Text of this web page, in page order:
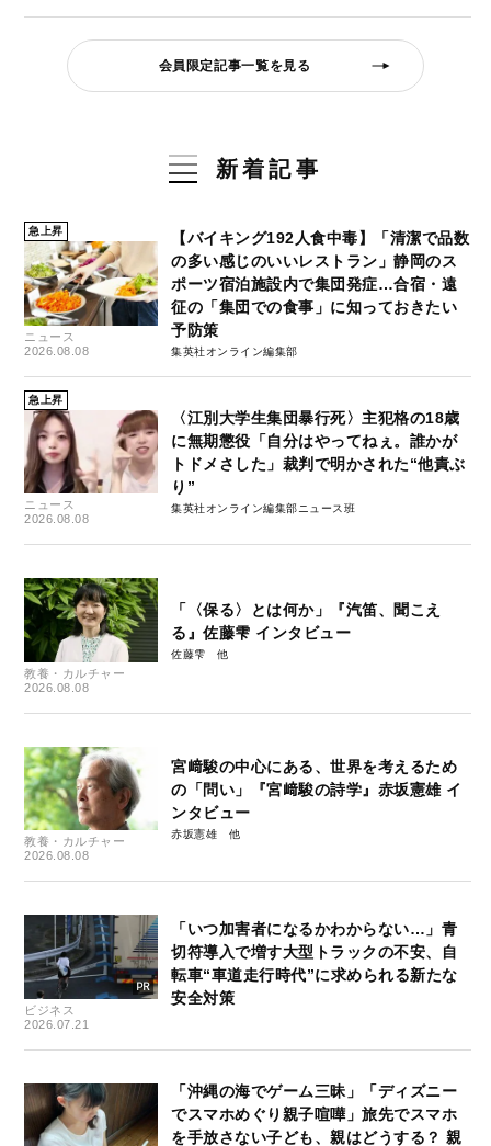
会員限定記事一覧を見る
新着記事
急上昇
ニュース
2026.08.08
【バイキング192人食中毒】「清潔で品数
の多い感じのいいレストラン」静岡のス
ポーツ宿泊施設内で集団発症…合宿・遠
征の「集団での食事」に知っておきたい
予防策
集英社オンライン編集部
急上昇
ニュース
2026.08.08
〈江別大学生集団暴行死〉主犯格の18歳
に無期懲役「自分はやってねぇ。誰かが
トドメさした」裁判で明かされた“他責ぶ
り”
集英社オンライン編集部ニュース班
教養・カルチャー
2026.08.08
「〈保る〉とは何か」『汽笛、聞こえ
る』佐藤雫 インタビュー
佐藤雫
教養・カルチャー
2026.08.08
宮﨑駿の中心にある、世界を考えるため
の「問い」『宮﨑駿の詩学』赤坂憲雄 イ
ンタビュー
赤坂憲雄
ビジネス
2026.07.21
「いつ加害者になるかわからない…」青
切符導入で増す大型トラックの不安、自
転車“車道走行時代”に求められる新たな
安全対策
「沖縄の海でゲーム三昧」「ディズニー
でスマホめぐり親子喧嘩」旅先でスマホ
を手放さない子ども、親はどうする？ 親